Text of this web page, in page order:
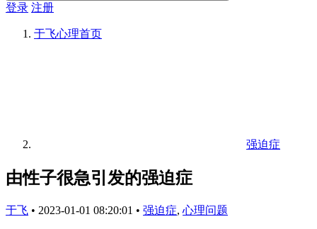
登录 注册
于飞心理首页
强迫症
由性子很急引发的强迫症
于飞 • 2023-01-01 08:20:01 • 强迫症, 心理问题